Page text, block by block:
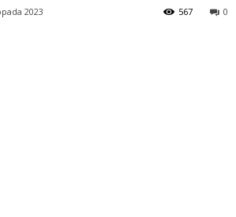
2023 0
567